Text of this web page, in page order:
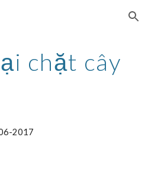
Skip to navigation
chặt cây
2017